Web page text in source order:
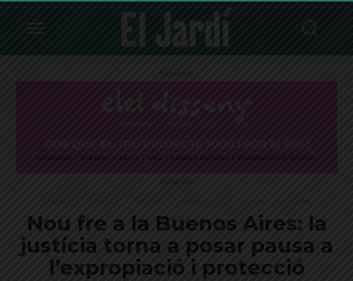
Publicitat
Publicitat
Nou fre a la Buenos Aires: la
justícia torna a posar pausa a
l’expropiació i protecció